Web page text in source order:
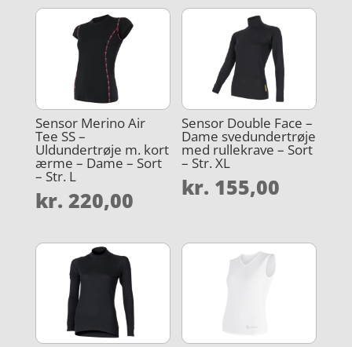
Sensor Merino Air
Tee SS –
Uldundertrøje m. kort
ærme – Dame – Sort
– Str. L
kr. 220,00
Sensor Double Face –
Dame svedundertrøje
med rullekrave – Sort
– Str. XL
kr. 155,00